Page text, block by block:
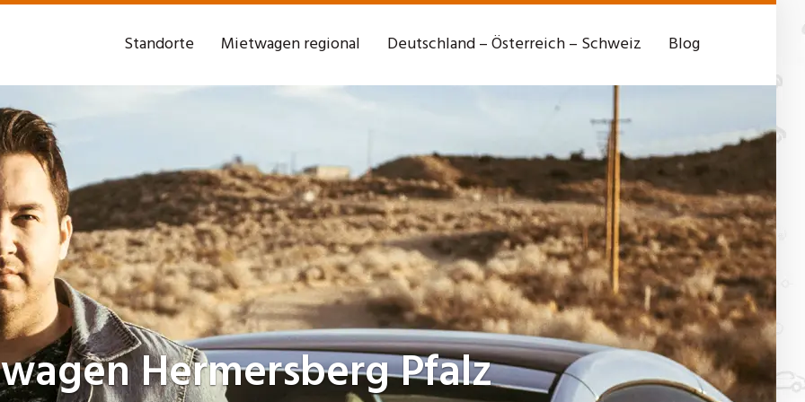
Standorte Mietwagen regional Deutschland – Österreich – Schweiz Blog
Hermersberg Pfalz